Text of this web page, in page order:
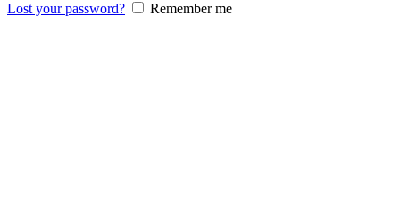
Lost your password? Remember me